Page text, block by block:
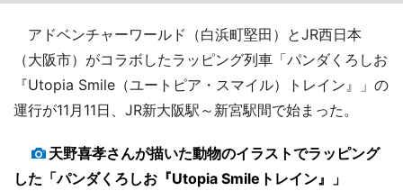
アドベンチャーワールド（白浜町堅田）とJR西日本
（大阪市）がコラボしたラッピング列車「パンダくろしお
『Utopia Smile（ユートピア・スマイル）トレイン』」の
運行が11月11日、JR新大阪駅～新宮駅間で始まった。
天野喜孝さんが描いた動物のイラストでラッピング
した「パンダくろしお『Utopia Smileトレイン』」